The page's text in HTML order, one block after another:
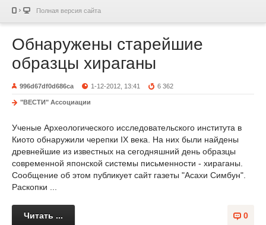
Полная версия сайта
Обнаружены старейшие
образцы хираганы
996d67df0d686ca 1-12-2012, 13:41 6 362
"ВЕСТИ" Ассоциации
Ученые Археологического исследовательского института в
Киото обнаружили черепки IX века. На них были найдены
древнейшие из известных на сегодняшний день образцы
современной японской системы письменности - хираганы.
Сообщение об этом публикует сайт газеты "Асахи Симбун".
Раскопки ...
0
Читать ...